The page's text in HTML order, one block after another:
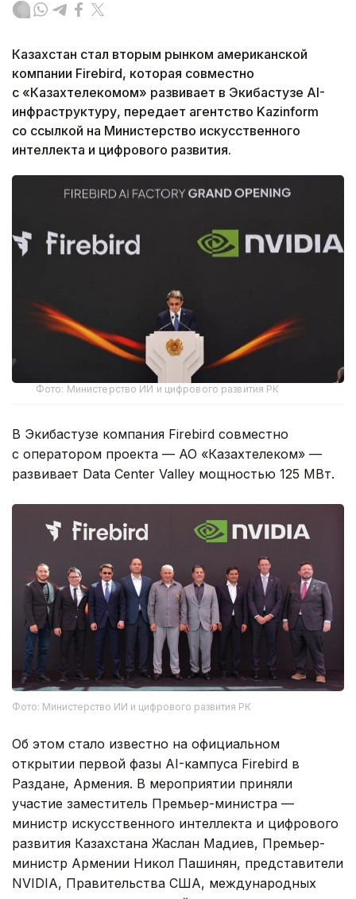
Казахстан стал вторым рынком американской
компании Firebird, которая совместно
с «Казахтелекомом» развивает в Экибастузе AI-
инфраструктуру, передает агентство Kazinform
со ссылкой на Министерство искусственного
интеллекта и цифрового развития.
Фото: Министерство ИИ и цифрового развития РК
В Экибастузе компания Firebird совместно
с оператором проекта — АО «Казахтелеком» —
развивает Data Center Valley мощностью 125 МВт.
Фото: Министерство ИИ и цифрового развития РК
Об этом стало известно на официальном
открытии первой фазы AI-кампуса Firebird в
Раздане, Армения. В мероприятии приняли
участие заместитель Премьер-министра —
министр искусственного интеллекта и цифрового
развития Казахстана Жаслан Мадиев, Премьер-
министр Армении Никол Пашинян, представители
NVIDIA, Правительства США, международных